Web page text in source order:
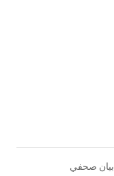
بيان صحفي